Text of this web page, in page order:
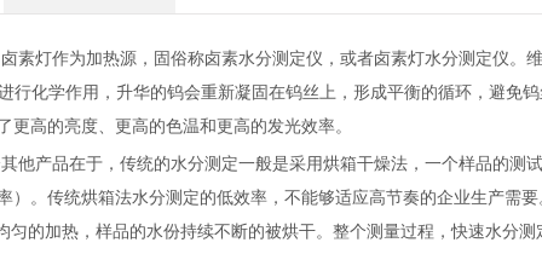
素灯作为加热源，固俗称卤素水分测定仪，或者卤素灯水分测定仪。
化学作用，升华的钨会重新凝固在钨丝上，形成平衡的循环，避免
高的亮度、更高的色温和更高的发光效率。
他产品在于，传统的水分测定一般是采用烘箱干燥法，一个样品的测
。传统烘箱法水分测定的低效率，不能够适应高节奏的企业生产需要
的加热，样品的水份持续不断的被烘干。整个测量过程，快速水分测